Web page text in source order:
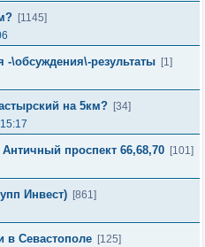
[1145]
\обсуждения\-результаты [1]
на 5км? [34]
проспект 66,68,70 [101]
Инвест) [861]
в Севастополе [125]